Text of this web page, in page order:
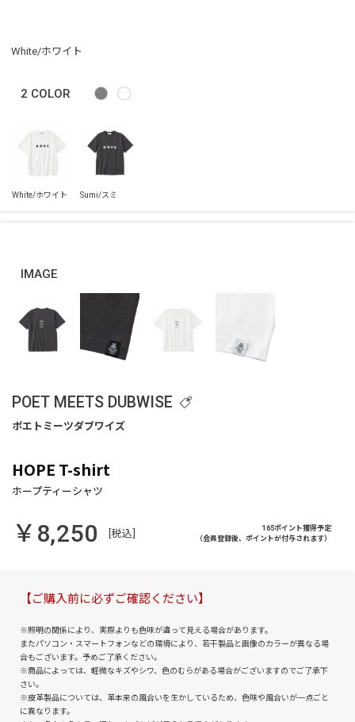
White/ホワイト
2 COLOR
IMAGE
POET MEETS DUBWISE
HOPE T-shirt
￥8,250 [税込]
165ポイント獲得予定
（会員登録後、ポイントが付与されます）
【ご購入前に必ずご確認ください】
※照明の関係により、実際よりも色味が違って見える場合があります。
またパソコン・スマートフォンなどの環境により、若干製品と画像のカラーが異なる場
合もございます。予めご了承ください。
※商品によっては、軽微なキズやシワ、色のむらがある場合がございますのでご了承下
さい。
※皮革製品については、革本来の風合いを生かしているため、色味や風合いが一点ごと
に異なります。